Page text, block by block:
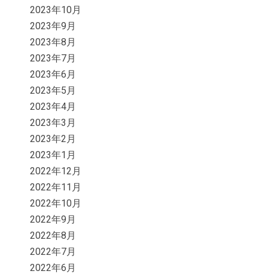
2023年10月
2023年9月
2023年8月
2023年7月
2023年6月
2023年5月
2023年4月
2023年3月
2023年2月
2023年1月
2022年12月
2022年11月
2022年10月
2022年9月
2022年8月
2022年7月
2022年6月